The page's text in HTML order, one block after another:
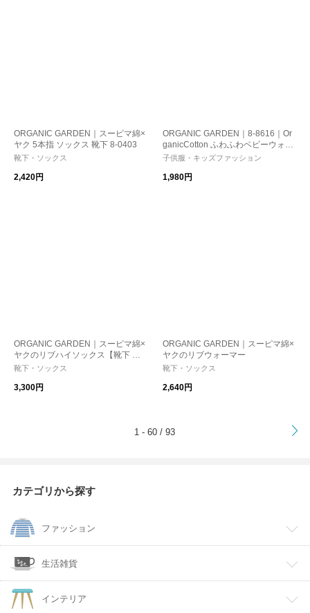
ORGANIC GARDEN｜スーピマ綿×
ヤク 5本指 ソックス 靴下 8-0403
靴下・ソックス
2,420円
ORGANIC GARDEN｜8-8616｜Or
ganicCotton ふわふわベビーウォー
マー
子供服・キッズファッション
1,980円
ORGANIC GARDEN｜スーピマ綿×
ヤクのリブハイソックス【靴下 ソ
ックス】
靴下・ソックス
3,300円
ORGANIC GARDEN｜スーピマ綿×
ヤクのリブウォーマー
靴下・ソックス
2,640円
1 - 60 / 93
カテゴリから探す
ファッション
生活雑貨
インテリア